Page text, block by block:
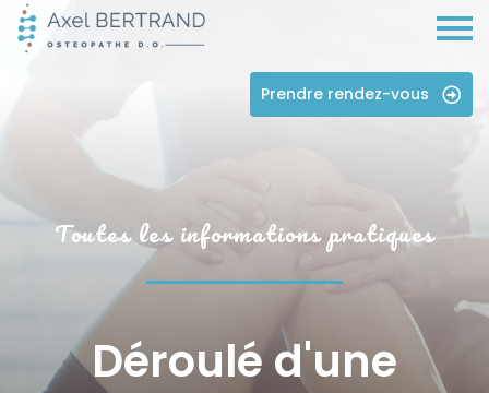
Prendre rendez-vous
Toutes les informations pratiques
Déroulé d'une